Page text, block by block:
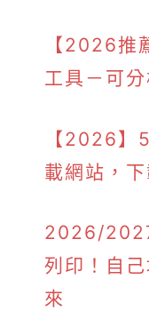
【2026推
工具－可
【2026】
載網站，
2026/
列印！自
來